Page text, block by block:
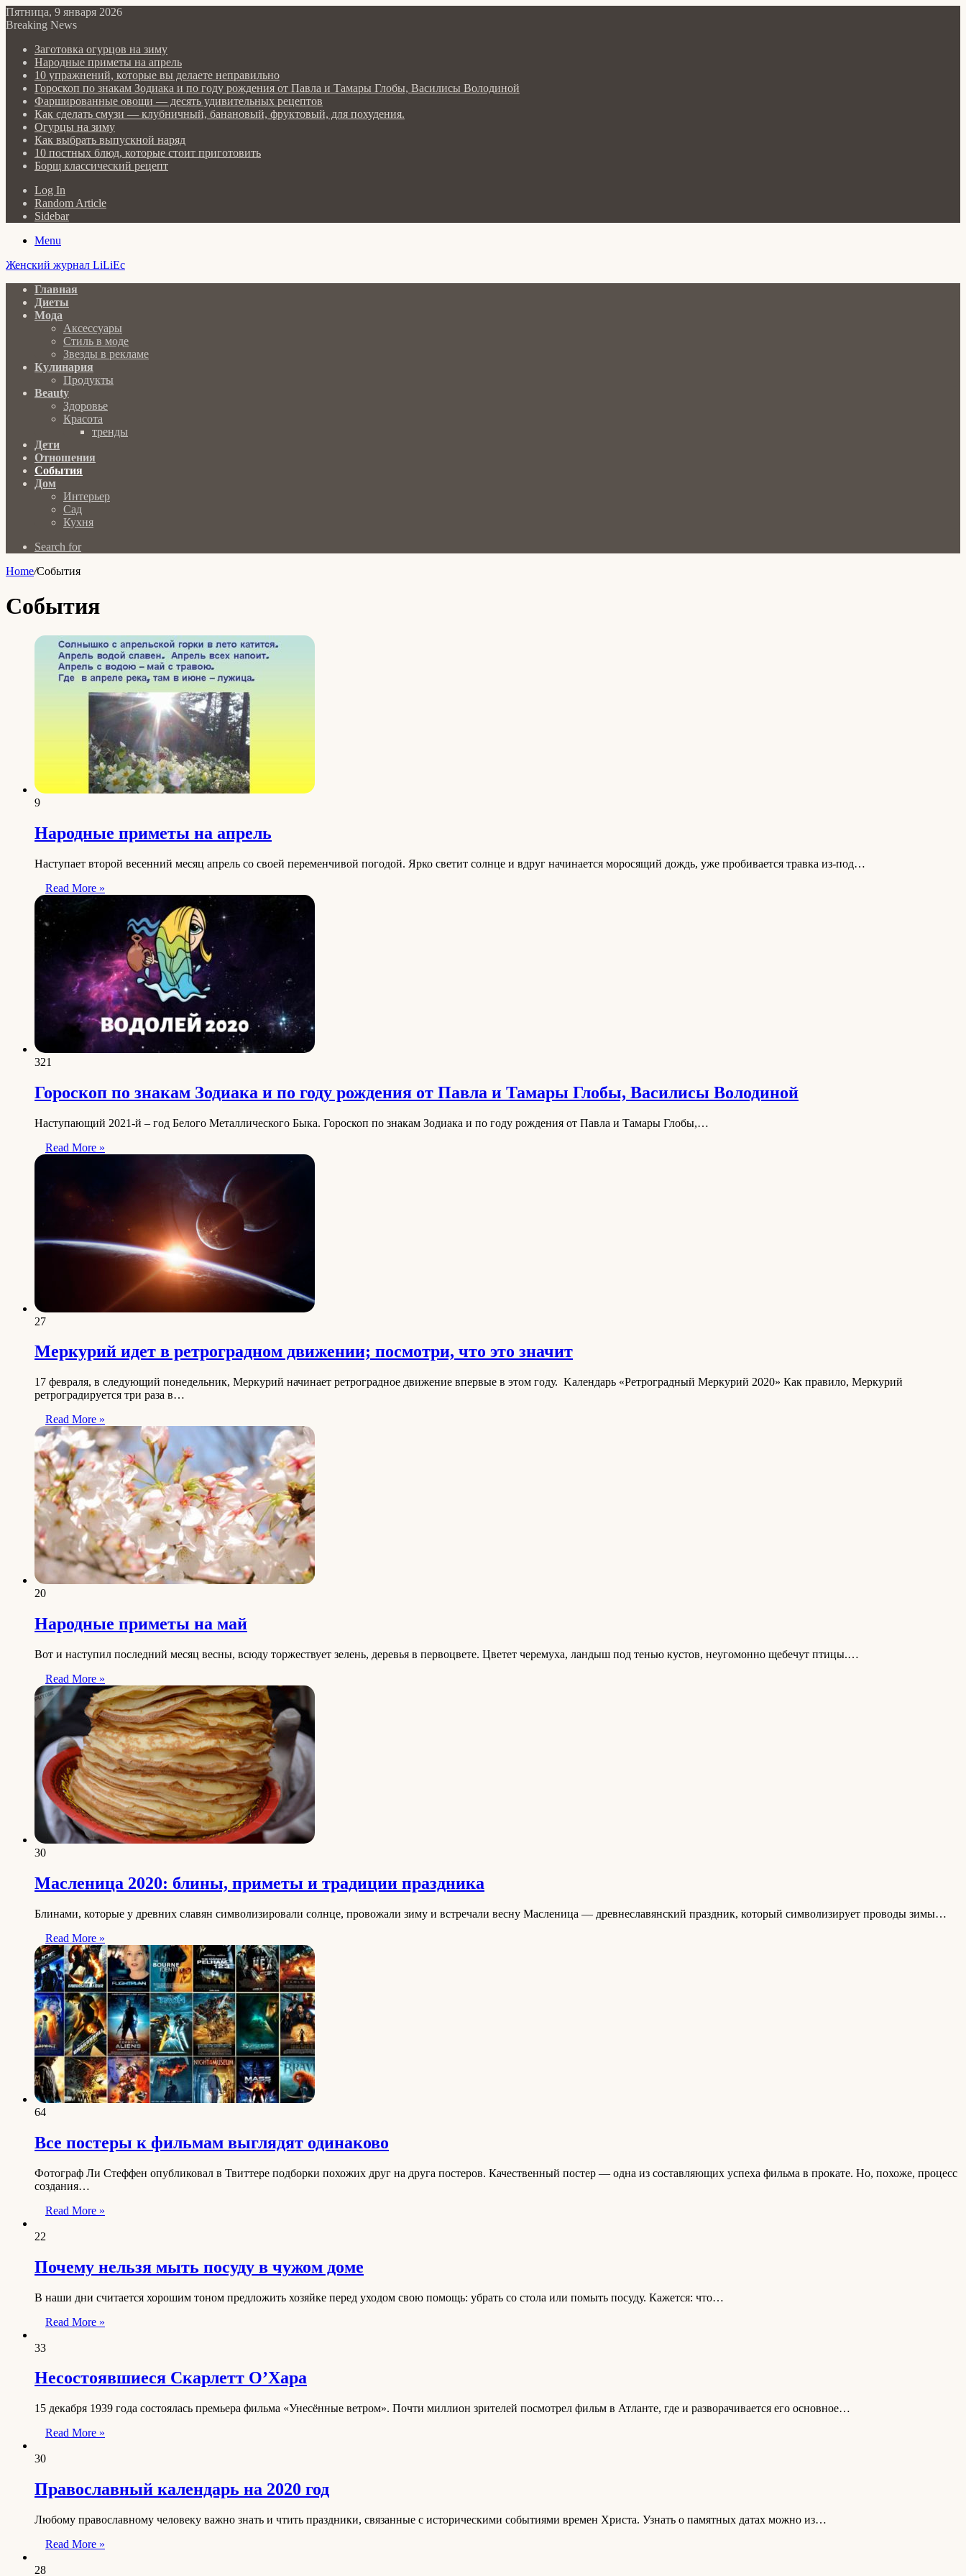
Пятница, 9 января 2026
Breaking News
Заготовка огурцов на зиму
Народные приметы на апрель
10 упражнений, которые вы делаете неправильно
Гороскоп по знакам Зодиака и по году рождения от Павла и Тамары Глобы, Василисы Володиной
Фаршированные овощи — десять удивительных рецептов
Как сделать cмузи — клубничный, банановый, фруктовый, для похудения.
Огурцы на зиму
Как выбрать выпускной наряд
10 постных блюд, которые стоит приготовить
Борщ классический рецепт
Log In
Random Article
Sidebar
Menu
Женский журнал LiLiEc
Главная
Диеты
Мода
Аксессуары
Стиль в моде
Звезды в рекламе
Кулинария
Продукты
Beauty
Здоровье
Красота
тренды
Дети
Отношения
События
Дом
Интерьер
Сад
Кухня
Search for
Home/События
События
9
Народные приметы на апрель
Наступает второй весенний месяц апрель со своей переменчивой погодой. Ярко светит солнце и вдруг начинается моросящий дождь, уже пробивается травка из-под…
Read More »
321
Гороскоп по знакам Зодиака и по году рождения от Павла и Тамары Глобы, Василисы Володиной
Наступающий 2021-й – год Белого Металлического Быка. Гороскоп по знакам Зодиака и по году рождения от Павла и Тамары Глобы,…
Read More »
27
Меркурий идет в ретроградном движении; посмотри, что это значит
17 февраля, в следующий понедельник, Меркурий начинает ретроградное движение впервые в этом году. Kалендарь «Ретроградный Меркурий 2020» Как правило, Меркурий
ретроградируется три раза в…
Read More »
20
Народные приметы на май
Вот и наступил последний месяц весны, всюду торжествует зелень, деревья в первоцвете. Цветет черемуха, ландыш под тенью кустов, неугомонно щебечут птицы.…
Read More »
30
Масленица 2020: блины, приметы и традиции праздника
Блинами, которые у древних славян символизировали солнце, провожали зиму и встречали весну Масленица — древнеславянский праздник, который символизирует проводы зимы…
Read More »
64
Все постеры к фильмам выглядят одинаково
Фотограф Ли Стеффен опубликовал в Твиттере подборки похожих друг на друга постеров. Качественный постер — одна из составляющих успеха фильма в прокате. Но, похоже, процесс
создания…
Read More »
22
Почему нельзя мыть посуду в чужом доме
В наши дни считается хорошим тоном предложить хозяйке перед уходом свою помощь: убрать со стола или помыть посуду. Кажется: что…
Read More »
33
Несостоявшиеся Скарлетт О’Хара
15 декабря 1939 года состоялась премьера фильма «Унесённые ветром». Почти миллион зрителей посмотрел фильм в Атланте, где и разворачивается его основное…
Read More »
30
Православный календарь на 2020 год
Любому православному человеку важно знать и чтить праздники, связанные с историческими событиями времен Христа. Узнать о памятных датах можно из…
Read More »
28